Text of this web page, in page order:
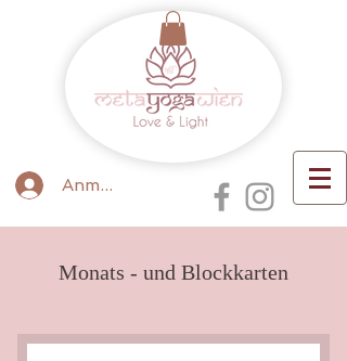
Anmelden
Monats - und Blockkarten